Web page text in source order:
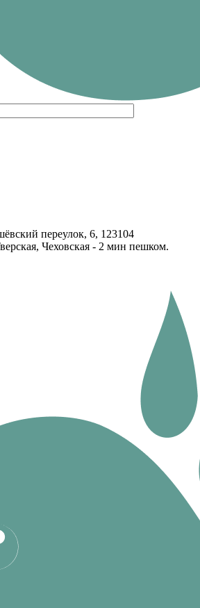
переулок, 6, 123104
Чеховская - 2 мин пешком.